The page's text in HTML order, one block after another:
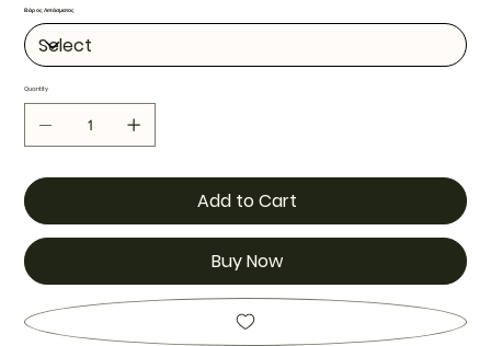
Βάρος Λιπάσματος
Quantity
Add to Cart
Buy Now